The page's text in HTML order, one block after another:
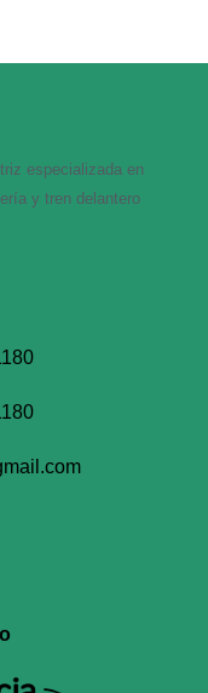
especializada en
y tren delantero